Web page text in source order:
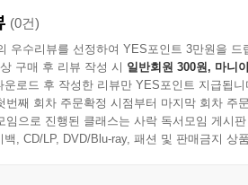
(0건)
우수리뷰를 선정하여 YES포인트 3만원을 드
구매 후 리뷰 작성 시 일반회원 300원, 마니
운로드 후 작성한 리뷰만 YES포인트 지급됩니
번째 회차 주문확정 시점부터 마지막 회차 주
임으로 진행된 클래스는 사락 독서모임 게시
백, CD/LP, DVD/Blu-ray, 패션 및 판매금지 상